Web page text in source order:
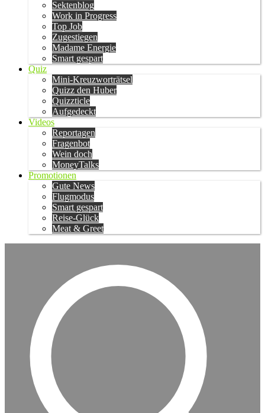
Sektenblog
Work in Progress
Top Job
Zugestiegen
Madame Energie
Smart gespart
Quiz
Mini-Kreuzworträtsel
Quizz den Huber
Quizzticle
Aufgedeckt
Videos
Reportagen
Fragenbot
Wein doch
MoneyTalks
Promotionen
Gute News
Flugmodus
Smart gespart
Reise-Glück
Meat & Greet